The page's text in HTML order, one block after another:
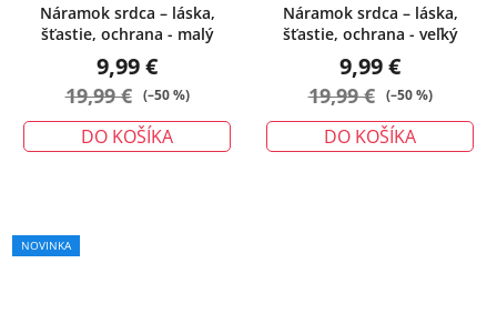
Náramok srdca – láska,
šťastie, ochrana - malý
9,99 €
19,99 € (–50 %)
DO KOŠÍKA
Náramok srdca – láska,
šťastie, ochrana - veľký
9,99 €
19,99 € (–50 %)
DO KOŠÍKA
NOVINKA